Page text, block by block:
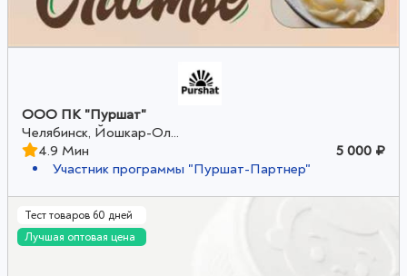
ООО ПК "Пуршат"
Челябинск, Йошкар-Ол...
4.9 Мин
5 000 ₽
Участник программы "Пуршат-Партнер"
Тест товаров 60 дней
Лучшая оптовая цена